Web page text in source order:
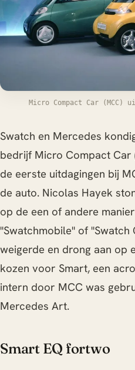
Micro Compact Car (MCC)
Swatch en Mercedes
bedrijf Micro Compact Car
de eerste uitdagingen bij
de auto. Nicolas Hayek
op de een of andere
"Swatchmobile" of "Swatch
weigerde en drong aan op
kozen voor Smart, een
intern door MCC was
Mercedes Art.
Smart EQ fortwo